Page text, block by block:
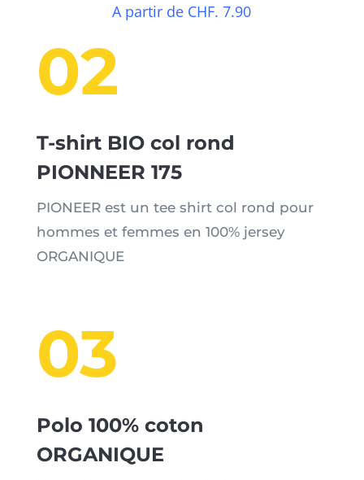
A partir de CHF. 7.90
02
T-shirt BIO col rond
PIONNEER 175
PIONEER est un tee shirt col rond pour
hommes et femmes en 100% jersey
ORGANIQUE
03
Polo 100% coton
ORGANIQUE